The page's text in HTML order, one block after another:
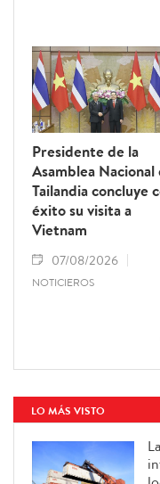
Presidente de la
Asamblea Nacional
Tailandia concluye
éxito su visita a
Vietnam
07/08/2026
NOTICIEROS
LO MÁS VISTO